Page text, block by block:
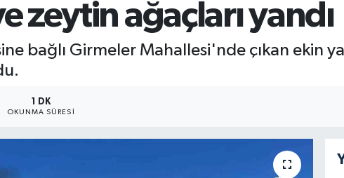
zeytin ağaçları yandı
bağlı Girmeler Mahallesi'nde çıkan ekin
1 DK
OKUNMA SÜRESI